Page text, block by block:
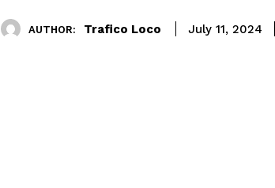
AUTHOR: Trafico Loco July 11, 2024